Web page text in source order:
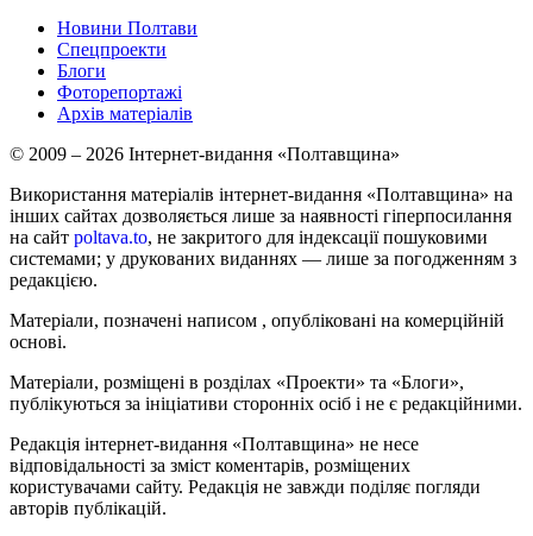
Новини Полтави
Спецпроекти
Блоги
Фоторепортажі
Архів матеріалів
© 2009 – 2026 Інтернет-видання «Полтавщина»
Використання матеріалів інтернет-видання «Полтавщина» на
інших сайтах дозволяється лише за наявності гіперпосилання
на сайт poltava.to, не закритого для індексації пошуковими
системами; у друкованих виданнях — лише за погодженням з
редакцією.
Матеріали, позначені написом , опубліковані на комерційній
основі.
Матеріали, розміщені в розділах «Проекти» та «Блоги»,
публікуються за ініціативи сторонніх осіб і не є редакційними.
Редакція інтернет-видання «Полтавщина» не несе
відповідальності за зміст коментарів, розміщених
користувачами сайту. Редакція не завжди поділяє погляди
авторів публікацій.